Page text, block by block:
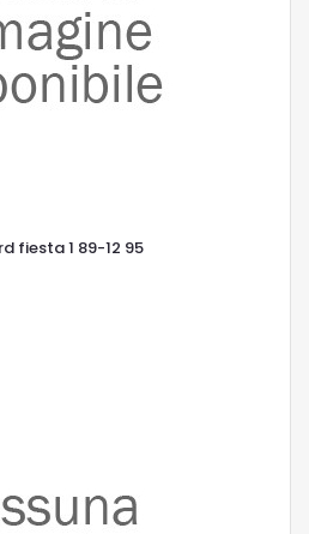
fiesta 1 89-12 95